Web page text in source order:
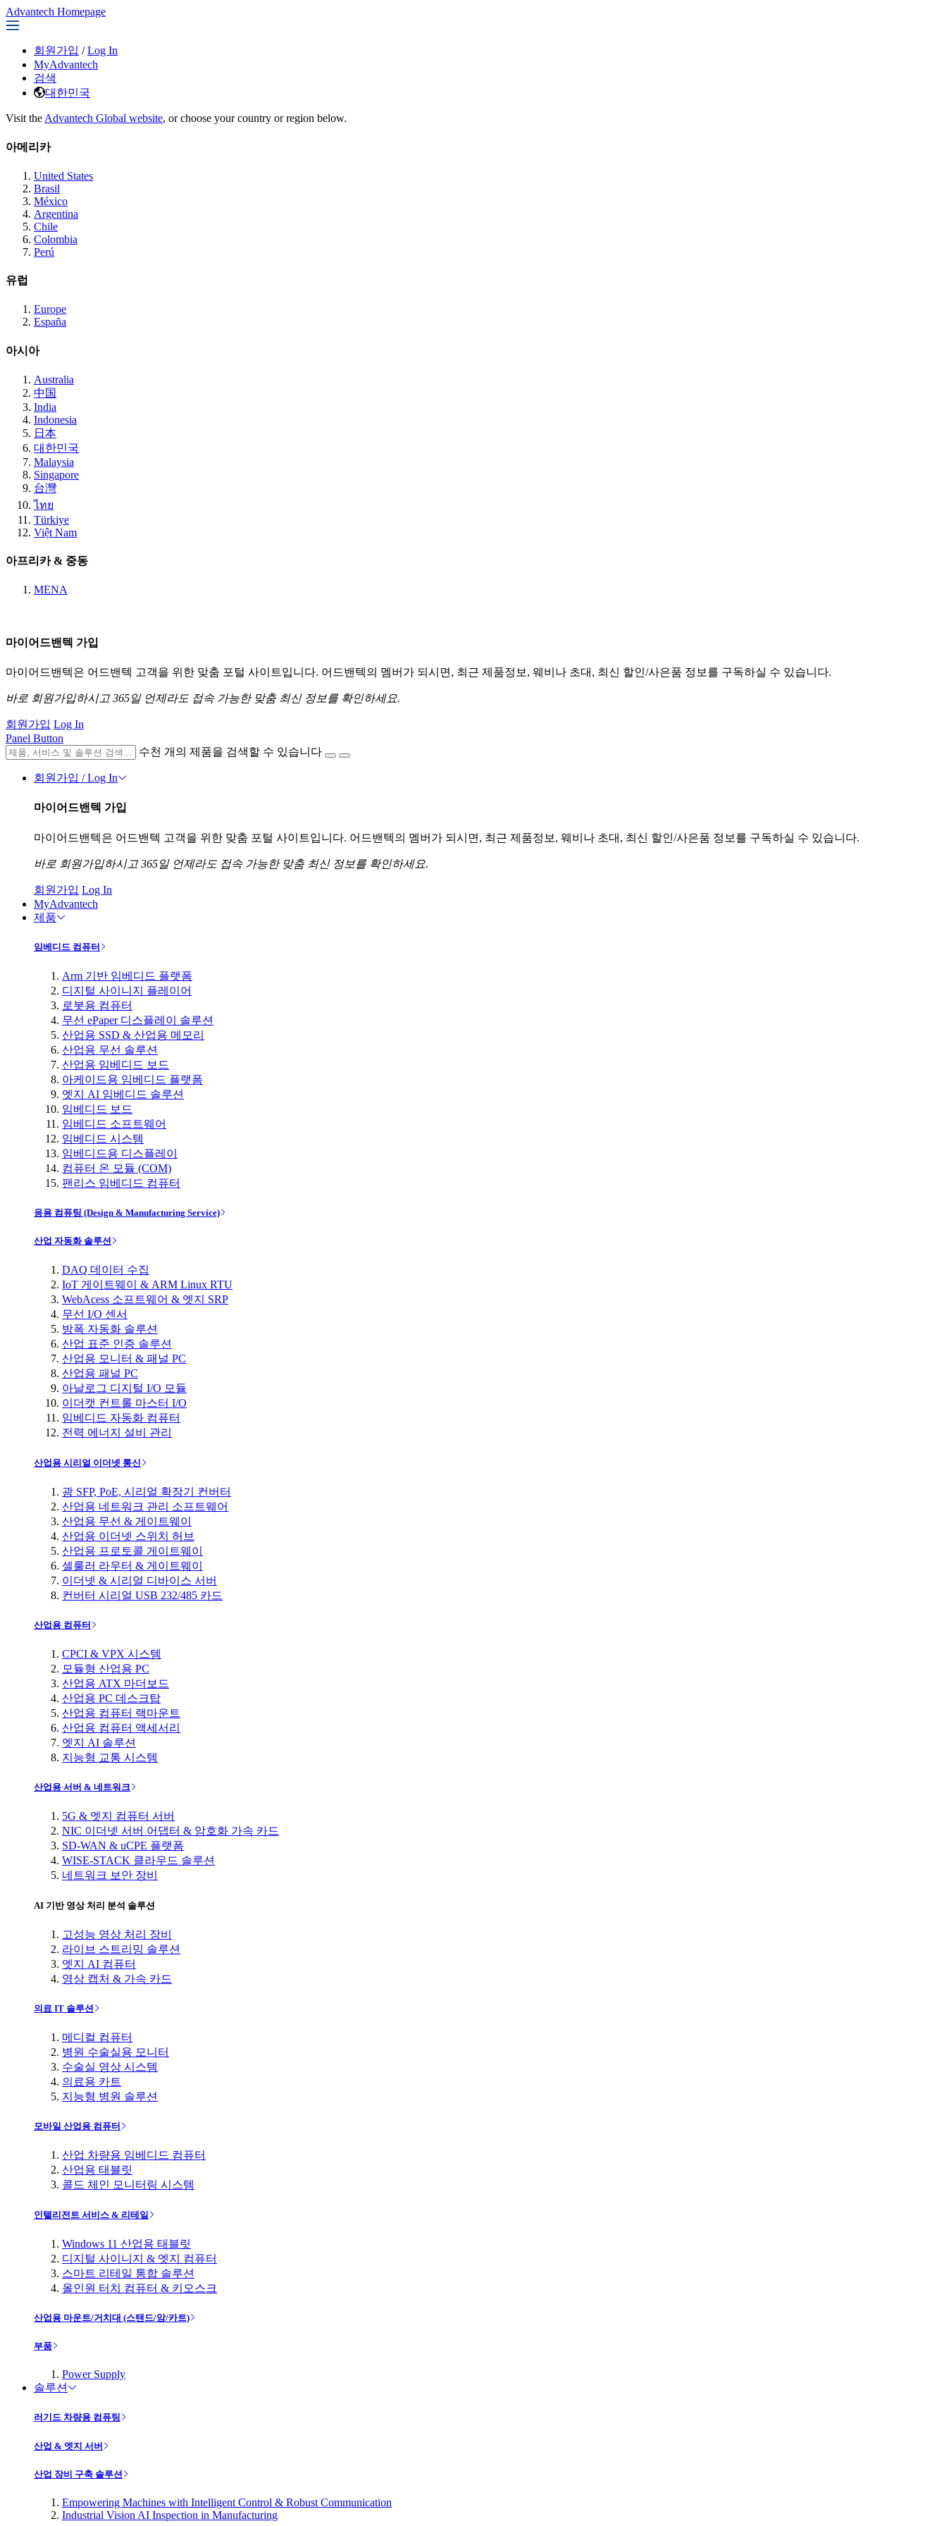
Advantech Homepage
회원가입 / Log In
MyAdvantech
검색
대한민국
Visit the Advantech Global website, or choose your country or region below.
아메리카
United States
Brasil
México
Argentina
Chile
Colombia
Perú
유럽
Europe
España
아시아
Australia
中国
India
Indonesia
日本
대한민국
Malaysia
Singapore
台灣
ไทย
Türkiye
Việt Nam
아프리카 & 중동
MENA
마이어드밴텍 가입
마이어드밴텍은 어드밴텍 고객을 위한 맞춤 포털 사이트입니다. 어드밴텍의 멤버가 되시면, 최근 제품정보, 웨비나 초대, 최신 할인/사은품 정보를 구독하실 수 있습니다.
바로 회원가입하시고 365일 언제라도 접속 가능한 맞춤 최신 정보를 확인하세요.
회원가입 Log In
Panel Button
수천 개의 제품을 검색할 수 있습니다
회원가입 / Log In
마이어드밴텍 가입
마이어드밴텍은 어드밴텍 고객을 위한 맞춤 포털 사이트입니다. 어드밴텍의 멤버가 되시면, 최근 제품정보, 웨비나 초대, 최신 할인/사은품 정보를 구독하실 수 있습니다.
바로 회원가입하시고 365일 언제라도 접속 가능한 맞춤 최신 정보를 확인하세요.
회원가입 Log In
MyAdvantech
제품
임베디드 컴퓨터
Arm 기반 임베디드 플랫폼
디지털 사이니지 플레이어
로봇용 컴퓨터
무선 ePaper 디스플레이 솔루션
산업용 SSD & 산업용 메모리
산업용 무선 솔루션
산업용 임베디드 보드
아케이드용 임베디드 플랫폼
엣지 AI 임베디드 솔루션
임베디드 보드
임베디드 소프트웨어
임베디드 시스템
임베디드용 디스플레이
컴퓨터 온 모듈 (COM)
팬리스 임베디드 컴퓨터
응용 컴퓨팅 (Design & Manufacturing Service)
산업 자동화 솔루션
DAQ 데이터 수집
IoT 게이트웨이 & ARM Linux RTU
WebAcess 소프트웨어 & 엣지 SRP
무선 I/O 센서
방폭 자동화 솔루션
산업 표준 인증 솔루션
산업용 모니터 & 패널 PC
산업용 패널 PC
아날로그 디지털 I/O 모듈
이더캣 컨트롤 마스터 I/O
임베디드 자동화 컴퓨터
전력 에너지 설비 관리
산업용 시리얼 이더넷 통신
광 SFP, PoE, 시리얼 확장기 컨버터
산업용 네트워크 관리 소프트웨어
산업용 무선 & 게이트웨이
산업용 이더넷 스위치 허브
산업용 프로토콜 게이트웨이
셀룰러 라우터 & 게이트웨이
이더넷 & 시리얼 디바이스 서버
컨버터 시리얼 USB 232/485 카드
산업용 컴퓨터
CPCI & VPX 시스템
모듈형 산업용 PC
산업용 ATX 마더보드
산업용 PC 데스크탑
산업용 컴퓨터 랙마운트
산업용 컴퓨터 액세서리
엣지 AI 솔루션
지능형 교통 시스템
산업용 서버 & 네트워크
5G & 엣지 컴퓨터 서버
NIC 이더넷 서버 어댑터 & 암호화 가속 카드
SD-WAN & uCPE 플랫폼
WISE-STACK 클라우드 솔루션
네트워크 보안 장비
AI 기반 영상 처리 분석 솔루션
고성능 영상 처리 장비
라이브 스트리밍 솔루션
엣지 AI 컴퓨터
영상 캡처 & 가속 카드
의료 IT 솔루션
메디컬 컴퓨터
병원 수술실용 모니터
수술실 영상 시스템
의료용 카트
지능형 병원 솔루션
모바일 산업용 컴퓨터
산업 차량용 임베디드 컴퓨터
산업용 태블릿
콜드 체인 모니터링 시스템
인텔리전트 서비스 & 리테일
Windows 11 산업용 태블릿
디지털 사이니지 & 엣지 컴퓨터
스마트 리테일 통합 솔루션
올인원 터치 컴퓨터 & 키오스크
산업용 마운트/거치대 (스탠드/암/카트)
부품
Power Supply
솔루션
러기드 차량용 컴퓨팅
산업 & 엣지 서버
산업 장비 구축 솔루션
Empowering Machines with Intelligent Control & Robust Communication
Industrial Vision AI Inspection in Manufacturing